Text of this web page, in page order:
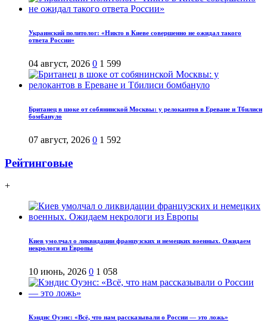
Украинский политолог: «Никто в Киеве совершенно не ожидал такого
ответа России»
04 август, 2026 0 1 599
Британец в шоке от собянинской Москвы: у релокантов в Ереване и Тбилиси
бомбануло
07 август, 2026 0 1 592
Рейтинговые
+
Киев умолчал о ликвидации французских и немецких военных. Ожидаем
некрологи из Европы
10 июнь, 2026 0 1 058
Кэндис Оуэнс: «Всё, что нам рассказывали о России — это ложь»